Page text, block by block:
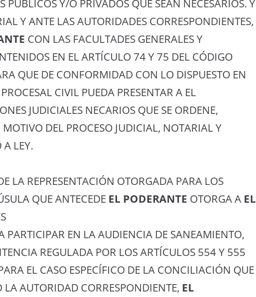
Y/O PRIVADOS QUE SEAN NECESARIOS. Y
Y ANTE LAS AUTORIDADES CORRESPONDIENTES,
CON LAS FACULTADES GENERALES Y
EN EL ARTÍCULO 74 Y 75 DEL CÓDIGO
QUE DE CONFORMIDAD CON LO DISPUESTO EN
CIVIL PUEDA PRESENTAR A EL
JUDICIALES NECARIOS QUE SE ORDENE,
DEL PROCESO JUDICIAL, NOTARIAL Y
LEY.
LA REPRESENTACIÓN OTORGADA PARA LOS
QUE ANTECEDEEL PODERANTE OTORGA A EL
PARTICIPAR EN LA AUDIENCIA DE SANEAMIENTO,
REGULADA POR LOS ARTÍCULOS 554 Y 555
EL CASO ESPECÍFICO DE LA CONCILIACIÓN QUE
LA AUTORIDAD CORRESPONDIENTE, EL